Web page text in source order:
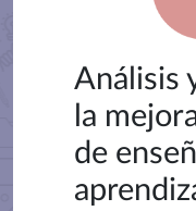
Análisis
la
de